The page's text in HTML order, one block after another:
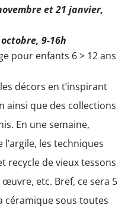
et 21 janvier,
9-16h
pour enfants 6 > 12 ans
décors en t’inspirant
ainsi que des collections
En une semaine,
les techniques
recycle de vieux tessons
etc. Bref, ce sera 5
céramique sous toutes